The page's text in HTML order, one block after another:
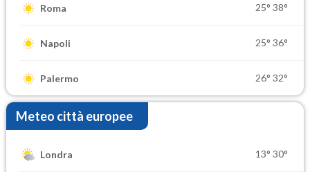
Roma 25° 38°
Napoli 25° 36°
Palermo 26° 32°
Meteo città europee
Londra 13° 30°